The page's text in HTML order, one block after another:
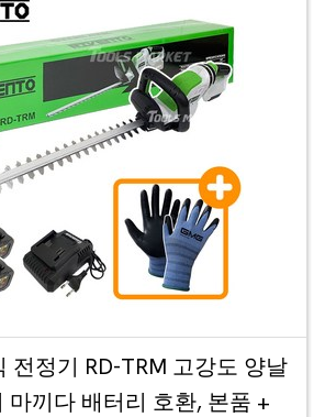
전정기 RD-TRM 고강도 양날
마끼다 배터리 호환, 본품 +